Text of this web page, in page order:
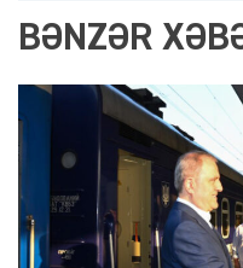
BƏNZƏR